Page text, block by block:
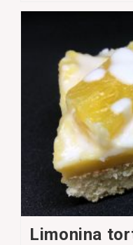
Limonina